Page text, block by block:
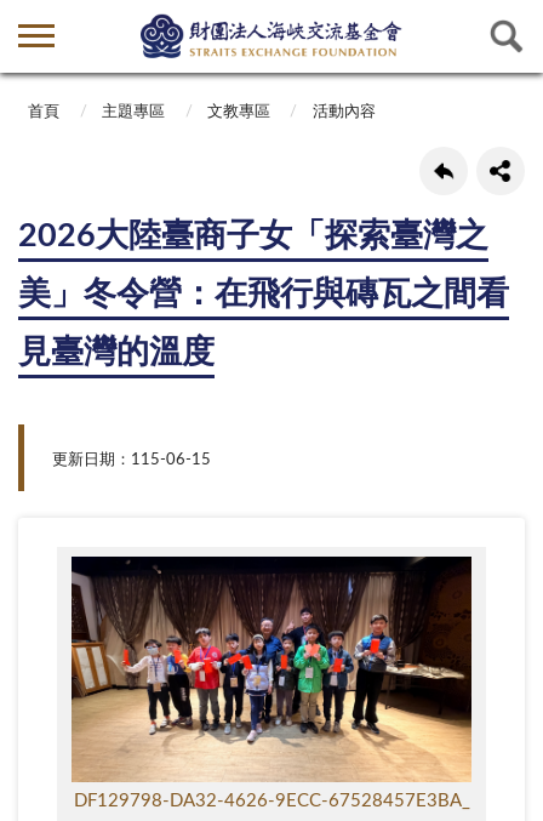
首頁 主題專區 文教專區 活動內容
2026大陸臺商子女「探索臺灣之
美」冬令營：在飛行與磚瓦之間看
見臺灣的溫度
更新日期：115-06-15
DF129798-DA32-4626-9ECC-67528457E3BA_